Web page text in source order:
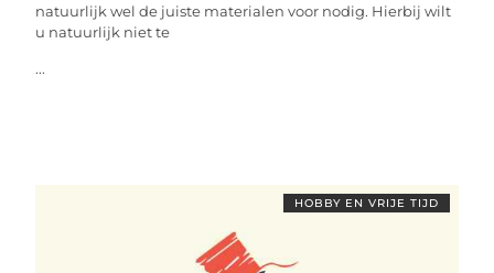
natuurlijk wel de juiste materialen voor nodig. Hierbij wilt
u natuurlijk niet te
...
HOBBY EN VRIJE TIJD